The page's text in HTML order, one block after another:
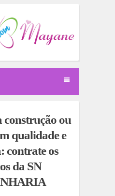
construção ou
qualidade e
contrate os
da SN